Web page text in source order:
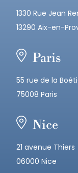
1330 Rue Jean
13290 Aix-en-
Paris
55 rue de la
75008 Paris
Nice
21 avenue Thiers
06000 Nice